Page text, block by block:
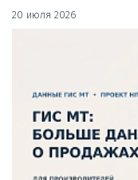
20 июля 2026